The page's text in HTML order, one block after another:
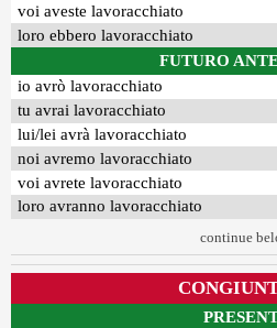
voi aveste lavoracchiato
loro ebbero lavoracchiato
FUTURO
io avrò lavoracchiato
tu avrai lavoracchiato
lui/lei avrà lavoracchiato
noi avremo lavoracchiato
voi avrete lavoracchiato
loro avranno lavoracchiato
continue